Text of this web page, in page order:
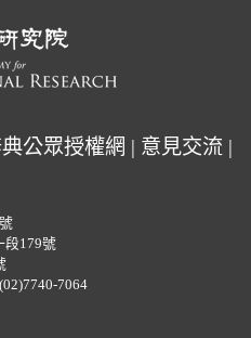
公眾授權網 | 意見交流 |
段179號
7064